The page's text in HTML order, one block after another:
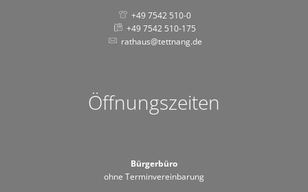
+49 7542 510-0
+49 7542 510-175
rathaus@tettnang.de
Öffnungszeiten
Bürgerbüro
ohne Terminvereinbarung